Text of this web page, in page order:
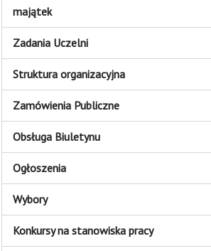
majątek
Zadania Uczelni
Struktura organizacyjna
Zamówienia Publiczne
Obsługa Biuletynu
Ogłoszenia
Wybory
Konkursy na stanowiska pracy